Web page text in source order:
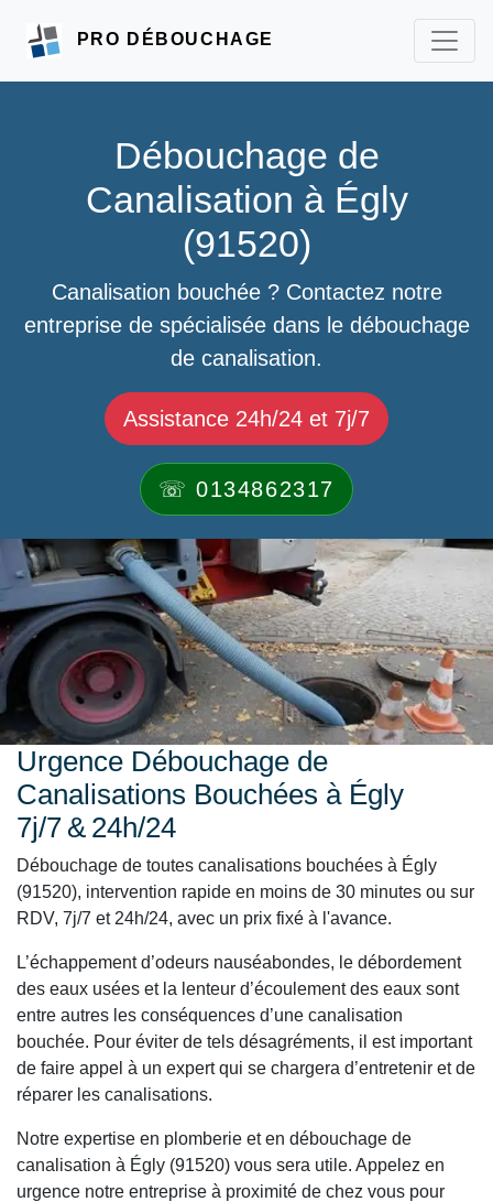
PRO DÉBOUCHAGE
Débouchage de
Canalisation à Égly
(91520)
Canalisation bouchée ? Contactez notre
entreprise de spécialisée dans le débouchage
de canalisation.
Assistance 24h/24 et 7j/7
☏ 0134862317
Urgence Débouchage de
Canalisations Bouchées à Égly
7j/7 & 24h/24
Débouchage de toutes canalisations bouchées à Égly
(91520), intervention rapide en moins de 30 minutes ou sur
RDV, 7j/7 et 24h/24, avec un prix fixé à l'avance.
L’échappement d’odeurs nauséabondes, le débordement
des eaux usées et la lenteur d’écoulement des eaux sont
entre autres les conséquences d’une canalisation
bouchée. Pour éviter de tels désagréments, il est important
de faire appel à un expert qui se chargera d’entretenir et de
réparer les canalisations.
Notre expertise en plomberie et en débouchage de
canalisation à Égly (91520) vous sera utile. Appelez en
urgence notre entreprise à proximité de chez vous pour